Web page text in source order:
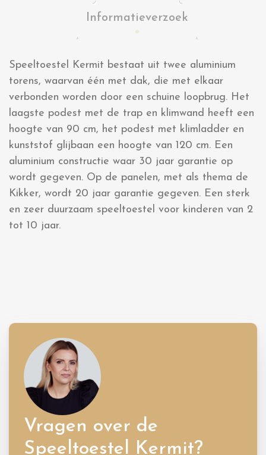
Informatieverzoek
Speeltoestel Kermit bestaat uit twee aluminium
torens, waarvan één met dak, die met elkaar
verbonden worden door een schuine loopbrug. Het
laagste podest met de trap en klimwand heeft een
hoogte van 90 cm, het podest met klimladder en
kunststof glijbaan een hoogte van 120 cm. Een
aluminium constructie waar 30 jaar garantie op
wordt gegeven. Op de panelen, met als thema de
Kikker, wordt 20 jaar garantie gegeven. Een sterk
en zeer duurzaam speeltoestel voor kinderen van 2
tot 10 jaar.
Vragen over de
Speeltoestel Kermit?